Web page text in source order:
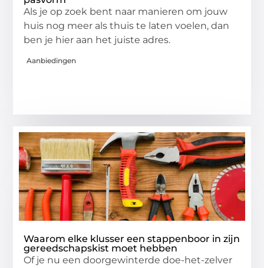
Als je op zoek bent naar manieren om jouw
huis nog meer als thuis te laten voelen, dan
ben je hier aan het juiste adres.
Aanbiedingen
Waarom elke klusser een stappenboor in zijn
gereedschapskist moet hebben
Of je nu een doorgewinterde doe-het-zelver